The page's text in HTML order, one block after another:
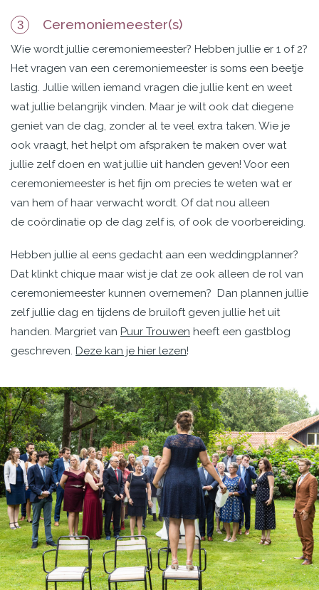
3 Ceremoniemeester(s)
Wie wordt jullie ceremoniemeester? Hebben jullie er 1 of 2?
Het vragen van een ceremoniemeester is soms een beetje
lastig. Jullie willen iemand vragen die jullie kent en weet
wat jullie belangrijk vinden. Maar je wilt ook dat diegene
geniet van de dag, zonder al te veel extra taken. Wie je
ook vraagt, het helpt om afspraken te maken over wat
jullie zelf doen en wat jullie uit handen geven! Voor een
ceremoniemeester is het fijn om precies te weten wat er
van hem of haar verwacht wordt. Of dat nou alleen
de coördinatie op de dag zelf is, of ook de voorbereiding.
Hebben jullie al eens gedacht aan een weddingplanner?
Dat klinkt chique maar wist je dat ze ook alleen de rol van
ceremoniemeester kunnen overnemen? Dan plannen jullie
zelf jullie dag en tijdens de bruiloft geven jullie het uit
handen. Margriet van Puur Trouwen heeft een gastblog
geschreven. Deze kan je hier lezen!